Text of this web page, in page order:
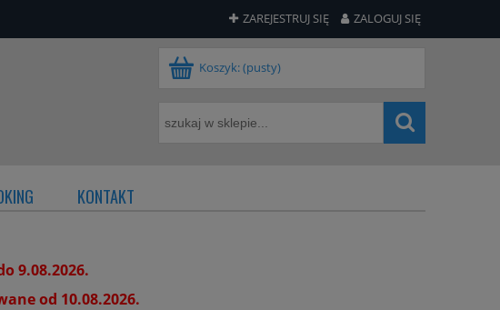
ZAREJESTRUJ SIĘ ZALOGUJ SIĘ
Koszyk:(pusty)
KONTAKT
9.08.2026.
od 10.08.2026.